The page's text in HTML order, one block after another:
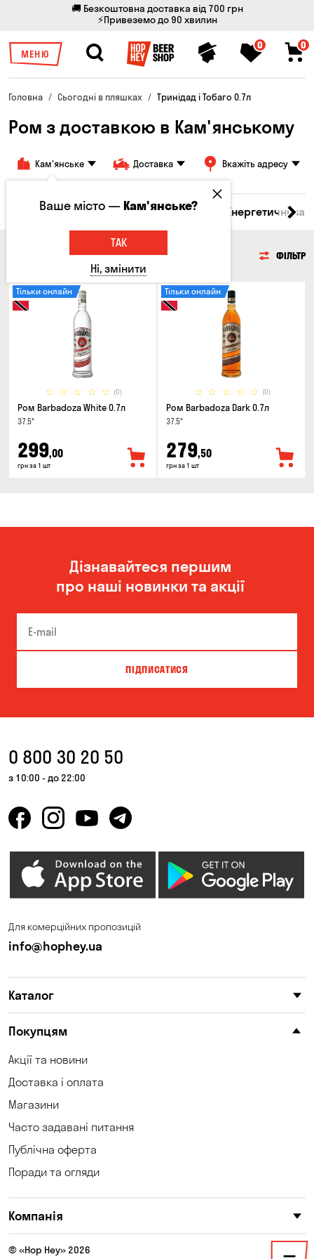
🚚 Безкоштовна доставка від 700 грн
⚡Привеземо до 90 хвилин
МЕНЮ
0 0
Головна Сьогодні в пляшках Тринiдад i Тобаго 0.7л
Ром з доставкою в Кам'янському
Кам'янське Доставка Вкажіть адресу
Джин Текіла Ром Вода Енергетичні
ФІЛЬТР
(0)
Тільки онлайн
Ром Barbadoza White 0.7л
37.5°
299,00
грн за 1 шт
(0)
Тільки онлайн
Ром Barbadoza Dark 0.7л
37.5°
279,50
грн за 1 шт
Дізнавайтеся першим
про наші новинки та акції
ПІДПИСАТИСЯ
0 800 30 20 50
з 10:00 - до 22:00
Для комерційних пропозицій
info@hophey.ua
Каталог
Покупцям
Акції та новини
Доставка і оплата
Магазини
Часто задавані питання
Публічна оферта
Поради та огляди
Компанія
© «Hop Hey» 2026
Ваше місто —Кам'янське?
ТАК
Ні, змінити